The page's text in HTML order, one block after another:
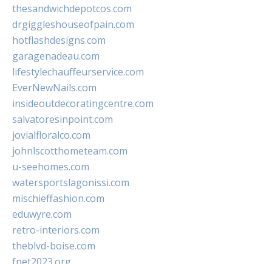
thesandwichdepotcos.com
drgiggleshouseofpain.com
hotflashdesigns.com
garagenadeau.com
lifestylechauffeurservice.com
EverNewNails.com
insideoutdecoratingcentre.com
salvatoresinpoint.com
jovialfloralco.com
johnlscotthometeam.com
u-seehomes.com
watersportslagonissi.com
mischieffashion.com
eduwyre.com
retro-interiors.com
theblvd-boise.com